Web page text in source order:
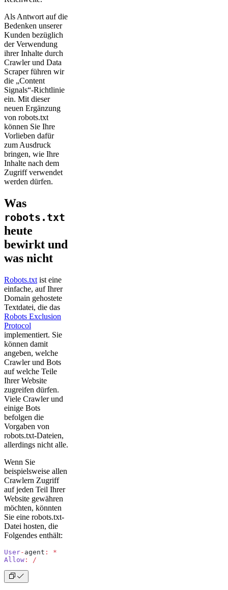
Als Antwort auf die
Bedenken unserer
Kunden bezüglich
der Verwendung
ihrer Inhalte durch
Crawler und Data
Scraper führen wir
die „Content
Signals“-Richtlinie
ein. Mit dieser
neuen Ergänzung
von robots.txt
können Sie Ihre
Vorlieben dafür
zum Ausdruck
bringen, wie Ihre
Inhalte nach dem
Zugriff verwendet
werden dürfen.
Was
robots.txt
heute
bewirkt und
was nicht
Robots.txt ist eine
einfache, auf Ihrer
Domain gehostete
Textdatei, die das
Robots Exclusion
Protocol
implementiert. Sie
können damit
angeben, welche
Crawler und Bots
auf welche Teile
Ihrer Website
zugreifen dürfen.
Viele Crawler und
einige Bots
befolgen die
Vorgaben von
robots.txt-Dateien,
allerdings nicht alle.
Wenn Sie
beispielsweise allen
Crawlern Zugriff
auf jeden Teil Ihrer
Website gewähren
möchten, könnten
Sie eine robots.txt-
Datei hosten, die
Folgendes enthält:
User- agent :
*
Allow : /